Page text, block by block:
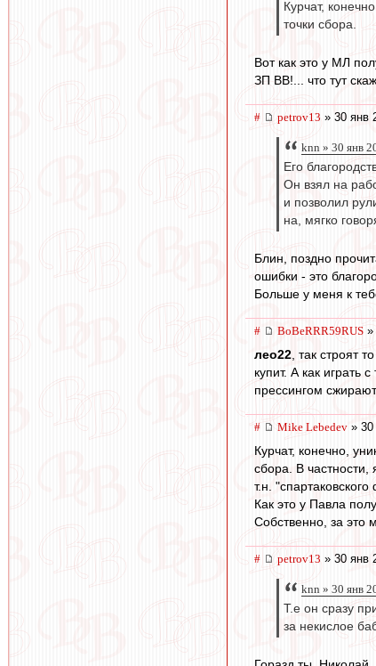
Курчат,
точки сбора.
Вот как это у МЛ
ЗП ВВ!... что тут
# petrov13 » 30 янв
knn » 30 янв
Его
Он взял на
и позволил
на, мягко
Блин, поздно
ошибки - это
Больше у меня к
# BoBeRRR59RUS »
лео22 , так строят
купит. А как играть
прессингом
# Mike Lebedev » 30
Курчат, конечно,
сбора. В
т.н.
Как это у Павла
Собственно, за это
# petrov13 » 30 янв
knn » 30 янв
Т.е он сразу
за некислое